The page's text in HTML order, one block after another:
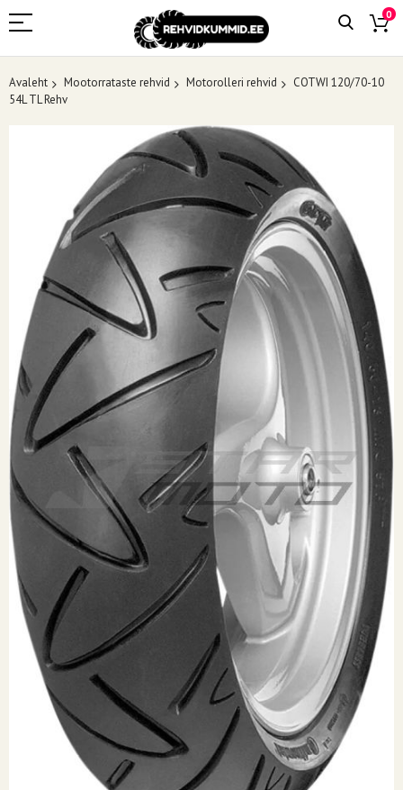
0
Avaleht Mootorrataste rehvid Motorolleri rehvid
COTWI 120/70-10
54L TL Rehv